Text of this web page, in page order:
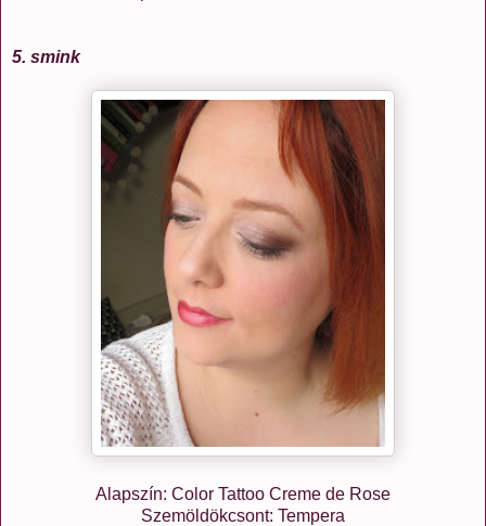
5. smink
Alapszín: Color Tattoo Creme de Rose
Szemöldökcsont: Tempera